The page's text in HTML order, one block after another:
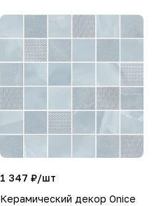
1 347 ₽/шт
Керамический декор Onice